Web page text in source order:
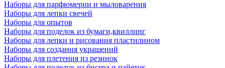
Наборы для парфюмерии и мыловарения
Наборы для лепки свечей
Наборы для опытов
Наборы для поделок из бумаги,квиллинг
Наборы для лепки и рисования пластилином
Наборы для создания украшений
Наборы для плетения из резинок